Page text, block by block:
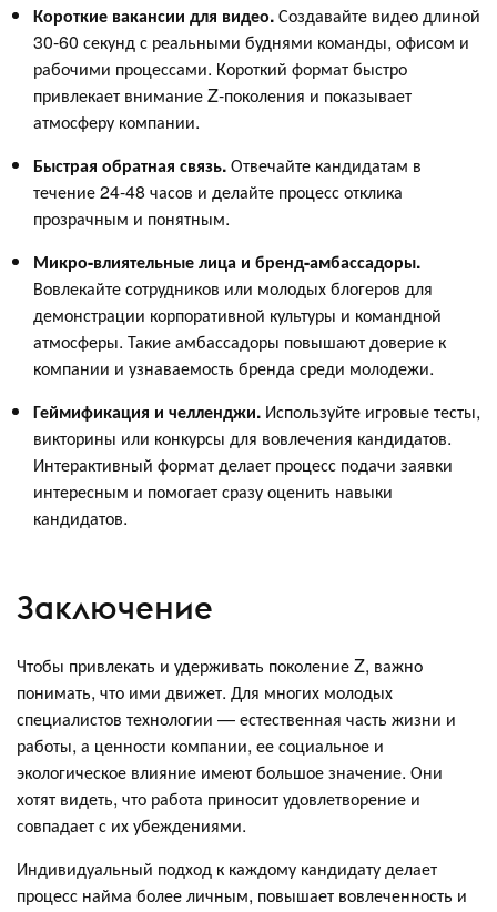
Короткие вакансии для видео.Создавайте видео длиной
30-60 секунд с реальными буднями команды, офисом и
рабочими процессами. Короткий формат быстро
привлекает внимание Z-поколения и показывает
атмосферу компании.
Быстрая обратная связь.Отвечайте кандидатам в
течение 24-48 часов и делайте процесс отклика
прозрачным и понятным.
Микро-влиятельные лица и бренд-амбассадоры.
Вовлекайте сотрудников или молодых блогеров для
демонстрации корпоративной культуры и командной
атмосферы. Такие амбассадоры повышают доверие к
компании и узнаваемость бренда среди молодежи.
Геймификация и челленджи. Используйте игровые тесты,
викторины или конкурсы для вовлечения кандидатов.
Интерактивный формат делает процесс подачи заявки
интересным и помогает сразу оценить навыки
кандидатов.
Заключение
Чтобы привлекать и удерживать поколение Z, важно
понимать, что ими движет. Для многих молодых
специалистов технологии — естественная часть жизни и
работы, а ценности компании, ее социальное и
экологическое влияние имеют большое значение. Они
хотят видеть, что работа приносит удовлетворение и
совпадает с их убеждениями.
Индивидуальный подход к каждому кандидату делает
процесс найма более личным, повышает вовлеченность и